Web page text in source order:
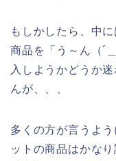
もしかしたら、中
商品を「う～ん（´
入しようかどうか
んが、、、
多くの方が言うよ
ットの商品はかな